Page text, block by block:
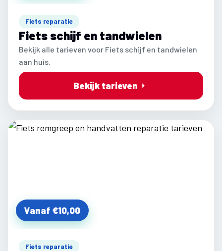
Fiets reparatie
Fiets schijf en tandwielen
Bekijk alle tarieven voor Fiets schijf en tandwielen
aan huis.
Bekijk tarieven
Vanaf €10,00
Fiets reparatie